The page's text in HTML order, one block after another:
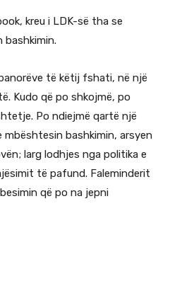
kreu i LDK-së tha se
të këtij fshati, në një
Kudo që po shkojmë, po
Po ndiejmë qartë një
bashkimin, arsyen
larg lodhjes nga politika e
të pafund. Faleminderit
që po na jepni